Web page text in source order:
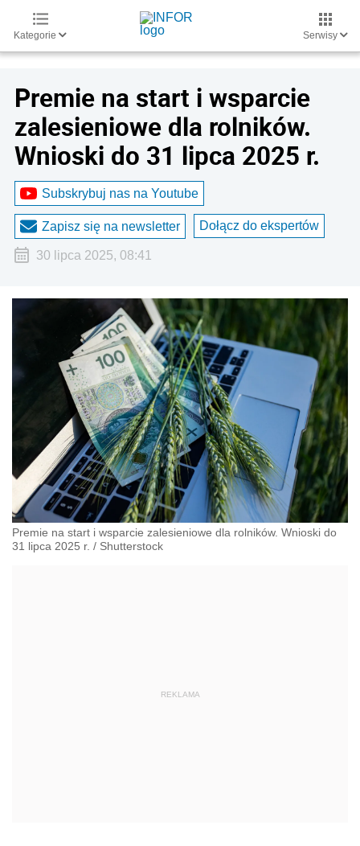
Kategorie Serwisy
Premie na start i wsparcie
zalesieniowe dla rolników.
Wnioski do 31 lipca 2025 r.
Subskrybuj nas na Youtube
Zapisz się na newsletter Dołącz do ekspertów
30 lipca 2025, 08:41
Premie na start i wsparcie zalesieniowe dla rolników. Wnioski do
31 lipca 2025 r. / Shutterstock